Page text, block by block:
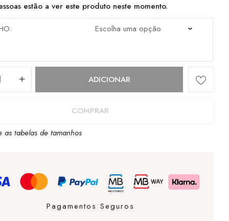
estão a ver este produto neste momento.
ADICIONAR
COMPRAR
as tabelas de tamanhos
Pagamentos Seguros